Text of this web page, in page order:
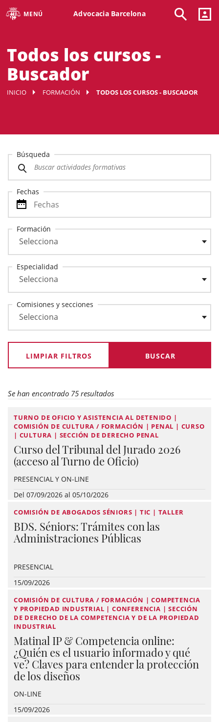
MENÚ Advocacia Barcelona
Todos los cursos -
Buscador
INICIO FORMACIÓN TODOS LOS CURSOS - BUSCADOR
Búsqueda
Fechas
Formación
Especialidad
Comisiones y secciones
LIMPIAR FILTROS
Se han encontrado 75 resultados
TURNO DE OFICIO Y ASISTENCIA AL DETENIDO |
COMISIÓN DE CULTURA / FORMACIÓN | PENAL | CURSO
| CULTURA | SECCIÓN DE DERECHO PENAL
Curso del Tribunal del Jurado 2026
(acceso al Turno de Oficio)
PRESENCIAL Y ON-LINE
Del 07/09/2026 al 05/10/2026
COMISIÓN DE ABOGADOS SÉNIORS | TIC | TALLER
BDS. Séniors: Trámites con las
Administraciones Públicas
PRESENCIAL
15/09/2026
COMISIÓN DE CULTURA / FORMACIÓN | COMPETENCIA
Y PROPIEDAD INDUSTRIAL | CONFERENCIA | SECCIÓN
DE DERECHO DE LA COMPETENCIA Y DE LA PROPIEDAD
INDUSTRIAL
Matinal IP & Competencia online:
¿Quién es el usuario informado y qué
ve? Claves para entender la protección
de los diseños
ON-LINE
15/09/2026